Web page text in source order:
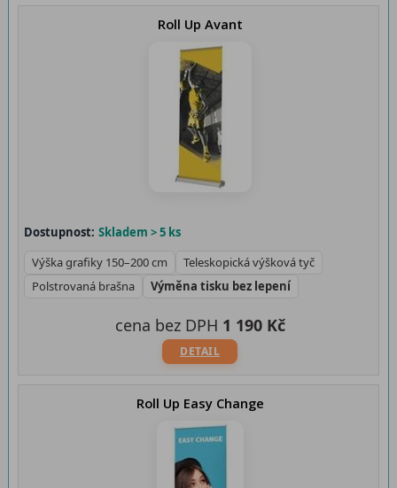
Roll Up Avant
Dostupnost: Skladem > 5 ks
Výška grafiky 150–200 cm
Teleskopická výšková tyč
Polstrovaná brašna
Výměna tisku bez lepení
DETAIL
cena bez DPH 1 190 Kč
Roll Up Easy Change